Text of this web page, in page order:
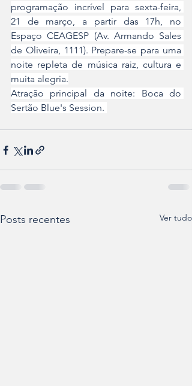
programação incrível para sexta-feira,
21 de março, a partir das 17h, no
Espaço CEAGESP (Av. Armando Sales
de Oliveira, 1111). Prepare-se para uma
noite repleta de música raiz, cultura e
muita alegria.
Atração principal da noite: Boca do
Sertão Blue's Session.
Posts recentes Ver tudo